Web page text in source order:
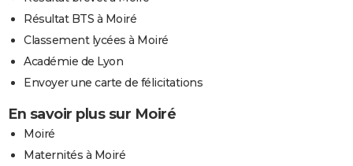
Résultat BTS à Moiré
Classement lycées à Moiré
Académie de Lyon
Envoyer une carte de félicitations
En savoir plus sur Moiré
Moiré
Maternités à Moiré